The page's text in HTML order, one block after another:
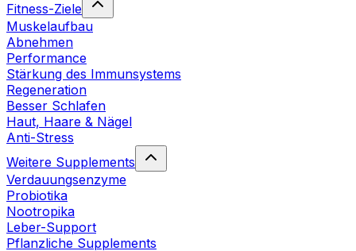
Fitness-Ziele
Muskelaufbau
Abnehmen
Performance
Stärkung des Immunsystems
Regeneration
Besser Schlafen
Haut, Haare & Nägel
Anti-Stress
Weitere Supplements
Verdauungsenzyme
Probiotika
Nootropika
Leber-Support
Pflanzliche Supplements